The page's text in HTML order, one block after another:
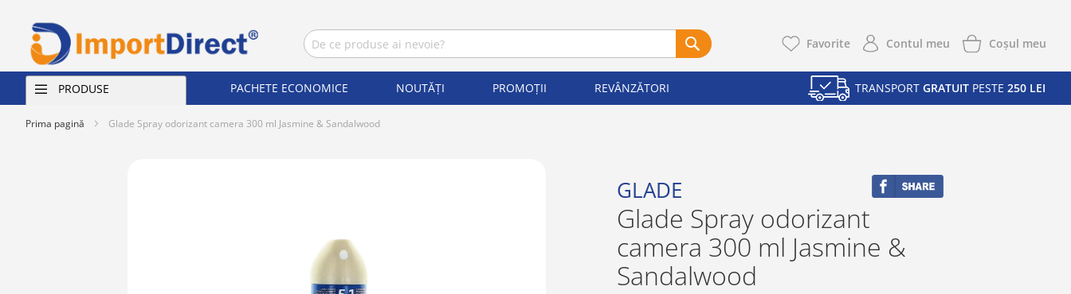
Favorite Contul meu Coşul meu
PRODUSE PACHETE ECONOMICE NOUTĂȚI PROMOȚII REVÂNZĂTORI TRANSPORT GRATUIT PESTE 250 LEI
Prima pagină Glade Spray odorizant camera 300 ml Jasmine & Sandalwood
GLADE
Glade Spray odorizant
camera 300 ml Jasmine &
Sandalwood